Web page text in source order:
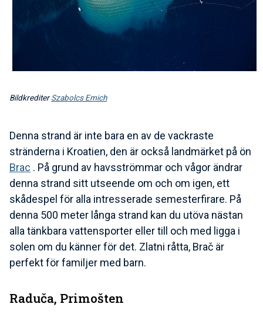
BildkrediterSzabolcs Emich
Denna strand är inte bara en av de vackraste
stränderna i Kroatien, den är också landmärket på ön
Brac . På grund av havsströmmar och vågor ändrar
denna strand sitt utseende om och om igen, ett
skådespel för alla intresserade semesterfirare. På
denna 500 meter långa strand kan du utöva nästan
alla tänkbara vattensporter eller till och med ligga i
solen om du känner för det. Zlatni råtta, Brač är
perfekt för familjer med barn.
Raduča, Primošten